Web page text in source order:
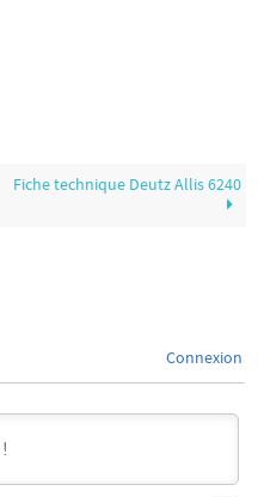
Fiche technique Deutz Allis 6240
Connexion